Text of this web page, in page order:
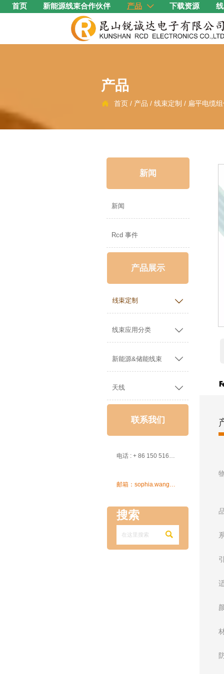
首页 新能源线束合作伙伴 产品  下载资源
产品
 首页 / 产品 /线束定制 / 扁平电缆
新闻
新闻
Rcd 事件
产品展示
线束定制 
线束应用分类 
新能源&储能线束 
天线 
联系我们
电话 : + 86 150 5162 5639

搜索
